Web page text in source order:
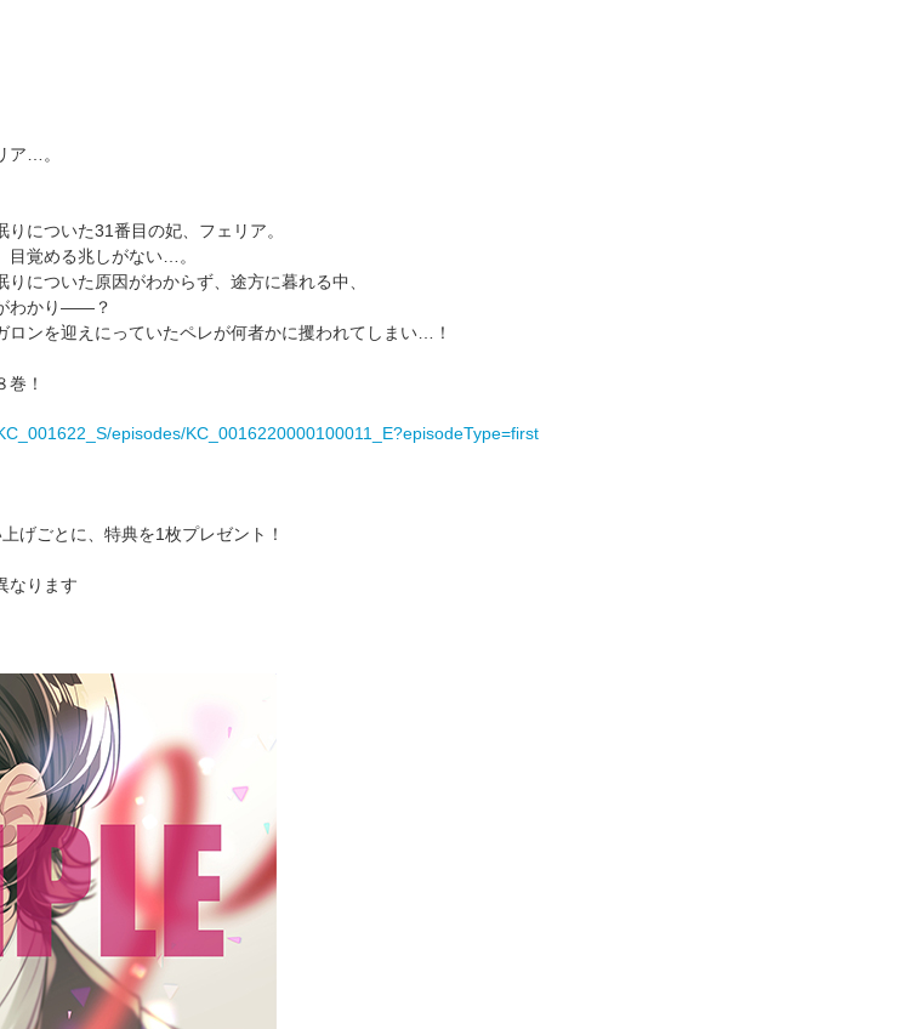
ア…。
についた31番目の妃、フェリア。
目覚める兆しがない…。
についた原因がわからず、途方に暮れる中、
わかり――？
ンを迎えにっていたペレが何者かに攫われてしまい…！
！
episodes/KC_0016220000100011_E?episodeType=first
げごとに、特典を1枚プレゼント！
なります